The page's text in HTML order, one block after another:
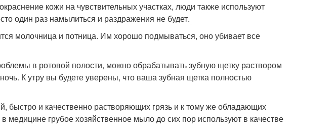
кожи на чувствительных участках, люди также используют
один раз намылиться и раздражения не будет.
молочница и потница. Им хорошо подмываться, оно убивает все
в ротовой полости, можно обрабатывать зубную щетку раствором
К утру вы будете уверены, что ваша зубная щетка полностью
быстро и качественно растворяющих грязь и к тому же обладающих
грубое хозяйственное мыло до сих пор используют в качестве